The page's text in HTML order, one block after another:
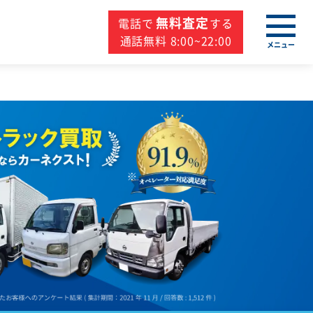
電話で 無料査定する
通話無料 8:00~22:00
メニュー